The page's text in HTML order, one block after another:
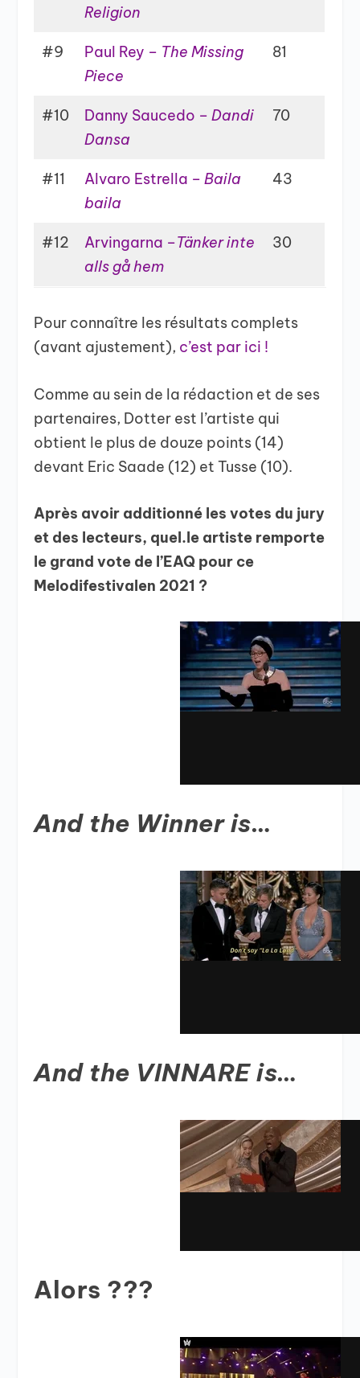
Religion
#9 Paul Rey – The Missing
Piece
81
#10 Danny Saucedo –Dandi
Dansa
70
#11 Alvaro Estrella –Baila
baila
43
#12 Arvingarna –Tänker inte
alls gå hem
30
Pour connaître les résultats complets
(avant ajustement), c’est par ici !
Comme au sein de la rédaction et de ses
partenaires, Dotter est l’artiste qui
obtient le plus de douze points (14)
devant Eric Saade (12) et Tusse (10).
Après avoir additionné les votes du jury
et des lecteurs, quel.le artiste remporte
le grand vote de l’EAQ pour ce
Melodifestivalen 2021 ?
And the Winner is…
And the VINNARE is…
Alors ???